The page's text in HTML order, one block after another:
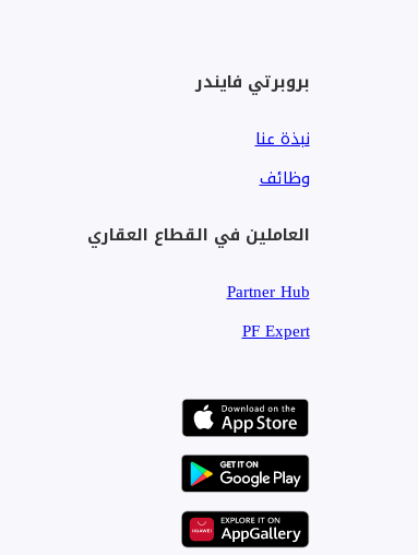
بروبرتي فايندر
نبذة عنا
وظائف
العاملين في القطاع العقاري
Partner Hub
PF Expert